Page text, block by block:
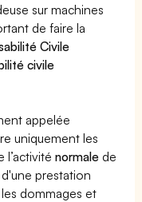
sur machines
de faire la
Civile
civile
appelée
uniquement les
l’activiténormale de
prestation
dommages et